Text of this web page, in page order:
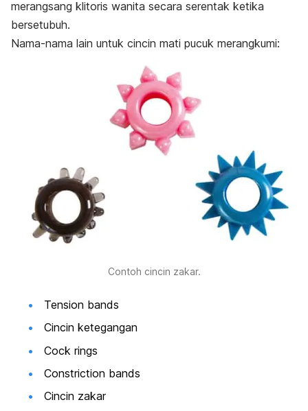
merangsang klitoris wanita secara serentak ketika
bersetubuh.
Nama-nama lain untuk cincin mati pucuk merangkumi:
Contoh cincin zakar.
Tension bands
Cincin ketegangan
Cock rings
Constriction bands
Cincin zakar